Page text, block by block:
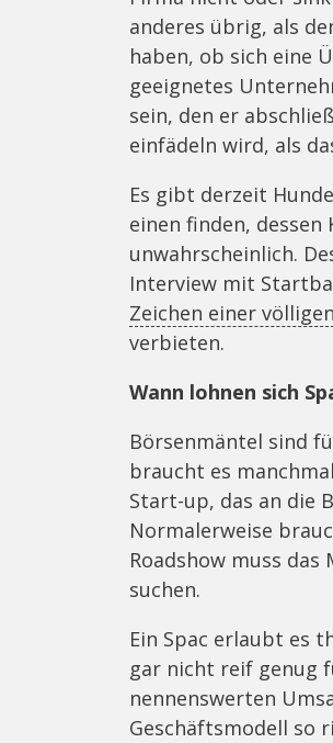
anderes übrig, als
haben, ob sich eine
geeignetes
sein, den er
einfädeln wird, als
Es gibt derzeit
einen finden, dessen
unwahrscheinlich.
Interview mit
Zeichen einer
verbieten.
Wann lohnen sich
Börsenmäntel sind
braucht es
Start-up, das an die
Normalerweise
Roadshow muss
suchen.
Ein Spac erlaubt es
gar nicht reif genug
nennenswerten
Geschäftsmodell so